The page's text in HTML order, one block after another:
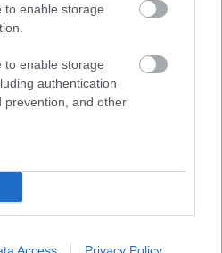
to enable storage
to enable storage
authentication
prevention, and other
Access Privacy Policy
terhes lett első
volna, Sanyinak
boldog gyerek
2007-ben megszületett
az első fiuk is,
Vera, aki Kati